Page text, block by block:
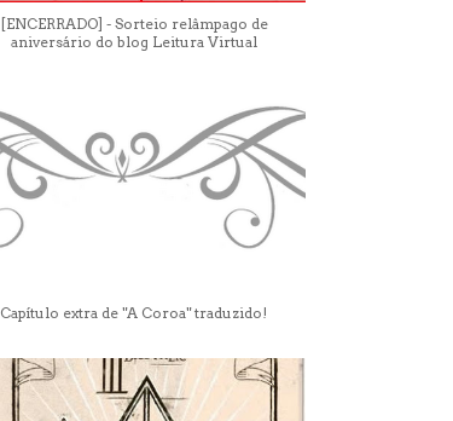
[ENCERRADO] - Sorteio relâmpago de
aniversário do blog Leitura Virtual
Capítulo extra de "A Coroa" traduzido!